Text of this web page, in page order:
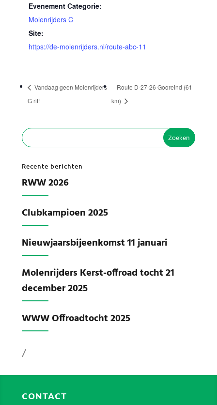
Evenement Categorie:
Molenrijders C
Site:
https://de-molenrijders.nl/route-abc-11
Vandaag geen Molenrijders
G rit!
Route D-27-26 Gooreind (61
km)
Recente berichten
RWW 2026
Clubkampioen 2025
Nieuwjaarsbijeenkomst 11 januari
Molenrijders Kerst-offroad tocht 21
december 2025
WWW Offroadtocht 2025
/
CONTACT